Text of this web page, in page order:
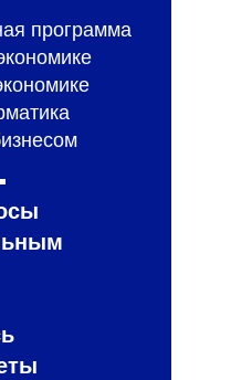
программа